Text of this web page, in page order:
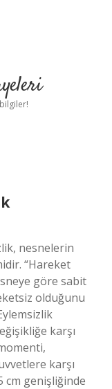
nesnelerin
“Hareket
göre sabit
olduğunu
karşı
karşı
cm genişliğinde